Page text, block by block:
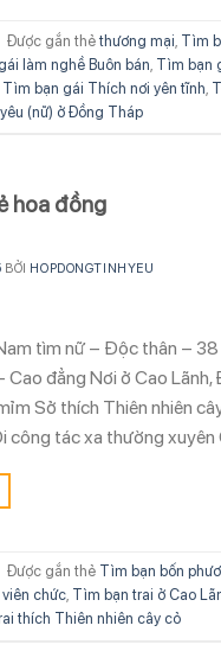
Được gắn thẻ thương mại Tìm
làm nghề Buôn bán Tìm bạn
Tìm bạn gái Thích nơi yên tĩnh
(nữ) ở Đồng Tháp
hoa đồng
BỞI HOPDONGTINHYEU
tìm nữ – Độc thân –
Cao đẳng Nơi ở Cao
Sở thích Thiên nhiên
công tác xa thường xuyên
Được gắn thẻ Tìm bạn bốn
viên chức, Tìm bạn trai ở Cao
thích Thiên nhiên cây cỏ